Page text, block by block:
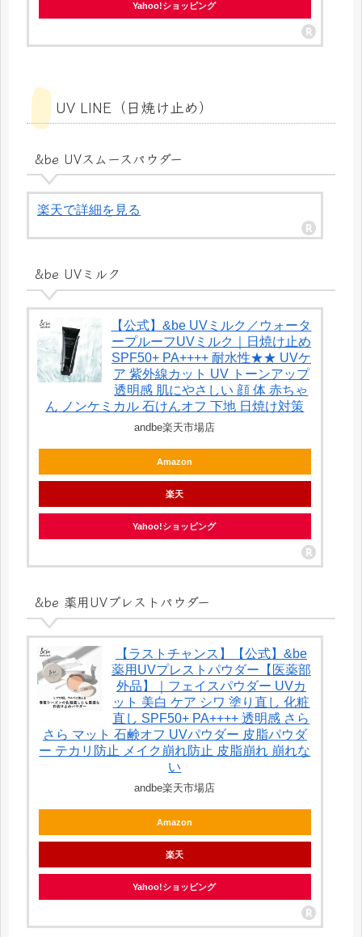
Yahoo!ショッピング
UV LINE（日焼け止め）
&be UVスムースパウダー
楽天で詳細を見る
&be UVミルク
【公式】&be UVミルク／ウォータ
ープルーフUVミルク｜日焼け止め
SPF50+ PA++++ 耐水性★★ UVケ
ア 紫外線カット UV トーンアップ
透明感 肌にやさしい 顔 体 赤ちゃ
ん ノンケミカル 石けんオフ 下地 日焼け対策
andbe楽天市場店
Amazon
楽天
Yahoo!ショッピング
&be 薬用UVプレストパウダー
【ラストチャンス】【公式】&be
薬用UVプレストパウダー【医薬部
外品】｜フェイスパウダー UVカ
ット 美白 ケア シワ 塗り直し 化粧
直し SPF50+ PA++++ 透明感 さら
さら マット 石鹸オフ UVパウダー 皮脂パウダ
ー テカリ防止 メイク崩れ防止 皮脂崩れ 崩れな
い
andbe楽天市場店
Amazon
楽天
Yahoo!ショッピング